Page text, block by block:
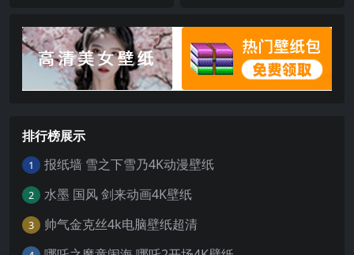
排行榜展示
1 报纸墙 雪之下雪乃4K动漫壁纸
2 水墨 国风 剑来动画4K壁纸
3 帅气金克丝4k电脑壁纸超清